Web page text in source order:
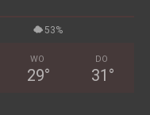
53%
WO
29°
DO
31 °